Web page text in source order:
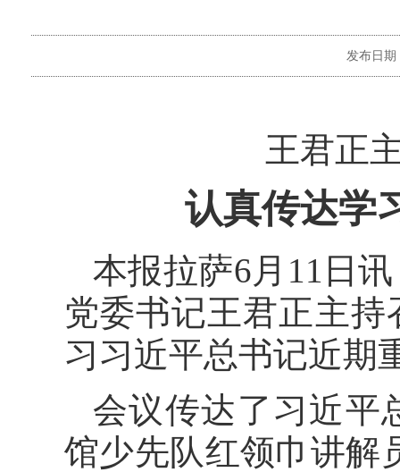
发布日期
王君正
认真传达学
本报拉萨6月11日
党委书记王君正主
习习近平总书记近期
会议传达了习近平
馆少先队红领巾讲解